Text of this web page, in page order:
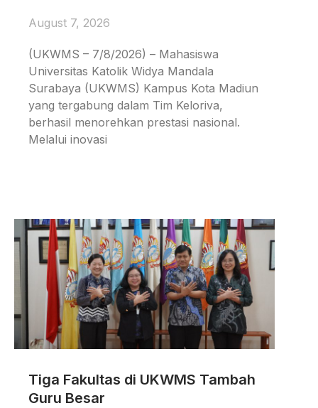
August 7, 2026
(UKWMS – 7/8/2026) – Mahasiswa
Universitas Katolik Widya Mandala
Surabaya (UKWMS) Kampus Kota Madiun
yang tergabung dalam Tim Keloriva,
berhasil menorehkan prestasi nasional.
Melalui inovasi
Tiga Fakultas di UKWMS Tambah
Guru Besar